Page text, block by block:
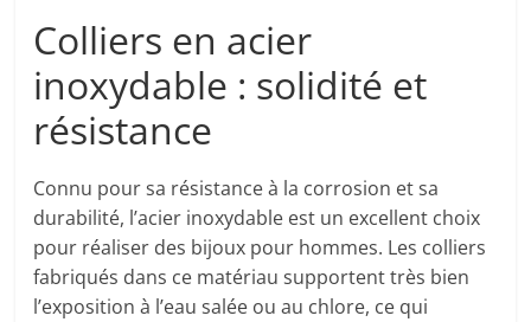
Colliers en acier
inoxydable : solidité et
résistance
Connu pour sa résistance à la corrosion et sa
durabilité, l’acier inoxydable est un excellent choix
pour réaliser des bijoux pour hommes. Les colliers
fabriqués dans ce matériau supportent très bien
l’exposition à l’eau salée ou au chlore, ce qui